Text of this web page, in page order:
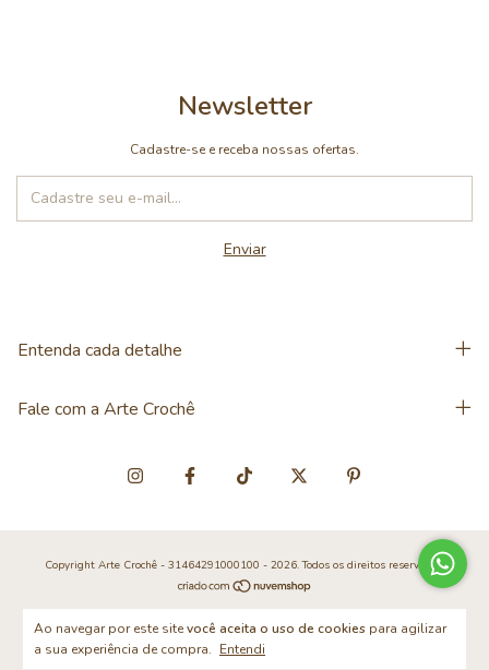
Ao navegar por este sitevocê aceita o uso de cookies para agilizar
a sua experiência de compra. Entendi
Newsletter
Cadastre-se e receba nossas ofertas.
Entenda cada detalhe
Fale com a Arte Crochê
Copyright Arte Crochê - 31464291000100 - 2026. Todos os direitos reservados.